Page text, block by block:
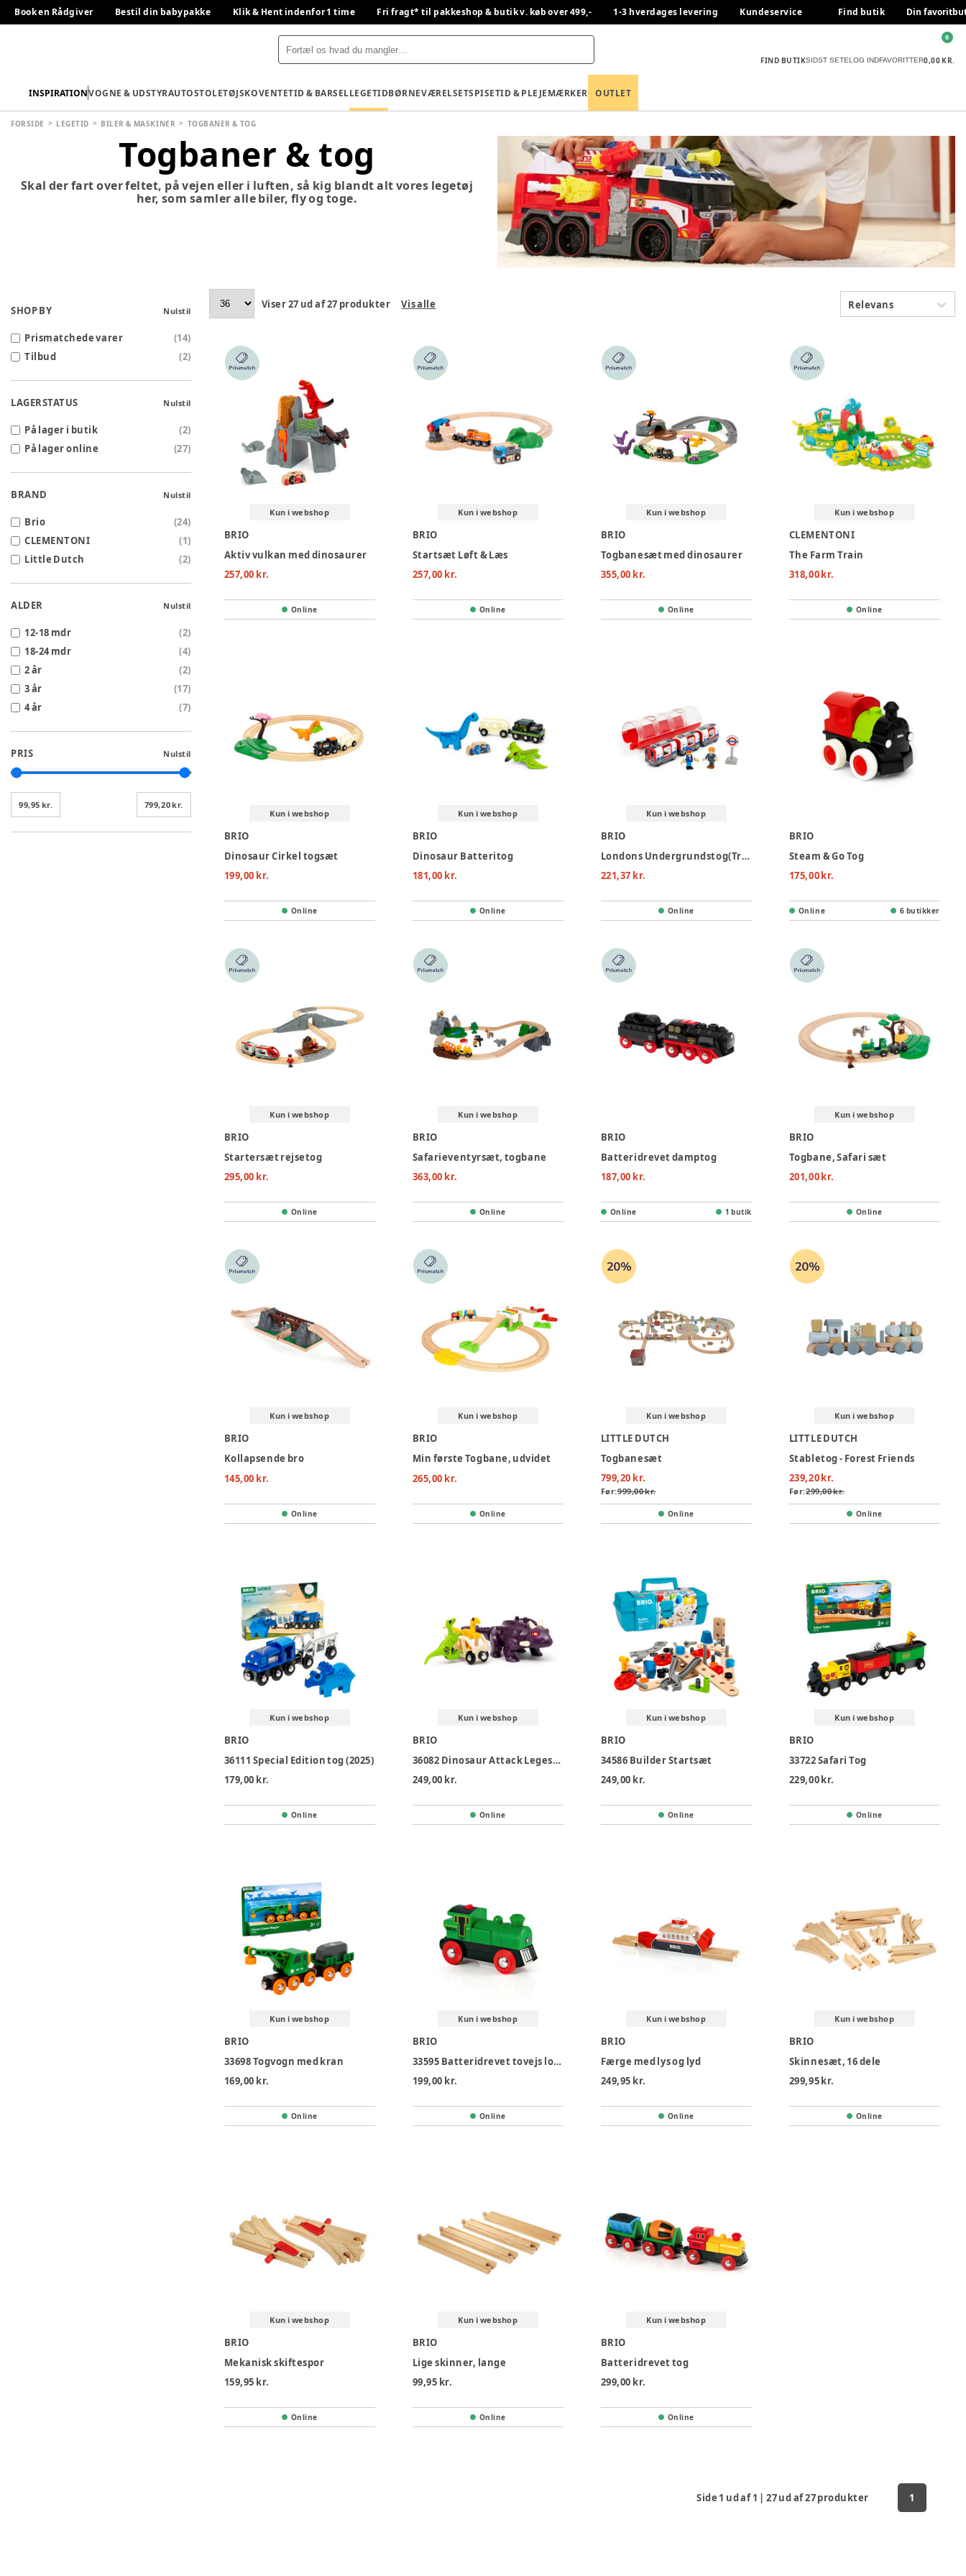
Book en Rådgiver Bestil din babypakke Klik & Hent indenfor 1 time Fri fragt* til pakkeshop & butik v. køb over 499,- 1-3 hverdages levering Kundeservice Find butik Din
FIND BUTIKSIDST SETELOG INDFAVORITTER0,00 KR.
0
INSPIRATIONVOGNE & UDSTYRAUTOSTOLETØJSKOVENTETID & BARSELLEGETIDBØRNEVÆRELSETSPISETID & PLEJEMÆRKER OUTLET
FORSIDE LEGETID BILER & MASKINER TOGBANER & TOG
Togbaner & tog
Skal der fart over feltet, på vejen eller i luften, så kig blandt alt vores legetøj
her, som samler alle biler, fly og toge.
SHOP BY Nulstil
Prismatchede varer (14)
Tilbud
(2)
LAGERSTATUS Nulstil
På lager i butik (2)
På lager online
(27)
BRAND Nulstil
Brio (24)
CLEMENTONI
(1)
Little Dutch
(2)
ALDER Nulstil
12-18 mdr (2)
18-24 mdr
(4)
2 år
(2)
3 år
(17)
4 år
(7)
PRIS Nulstil
99,95 kr. 799,20 kr.
Viser27 ud af27 produkter Vis alle Relevans
Kun i webshop
BRIO
Aktiv vulkan med dinosaurer
257,00 kr.
Online
Kun i webshop
BRIO
Startsæt Løft & Læs
257,00 kr.
Online
Kun i webshop
BRIO
Togbanesæt med dinosaurer
355,00 kr.
Online
Kun i webshop
CLEMENTONI
The Farm Train
318,00 kr.
Online
Kun i webshop
BRIO
Dinosaur Cirkel togsæt
199,00 kr.
Online
Kun i webshop
BRIO
Dinosaur Batteritog
181,00 kr.
Online
Kun i webshop
BRIO
Londons Undergrundstog(Trains of the World)
221,37 kr.
Online
BRIO
Steam & Go Tog
175,00 kr.
Online 6 butikker
Kun i webshop
BRIO
Startersæt rejsetog
295,00 kr.
Online
Kun i webshop
BRIO
Safarieventyrsæt, togbane
363,00 kr.
Online
BRIO
Batteridrevet damptog
187,00 kr.
Online 1 butik
Kun i webshop
BRIO
Togbane, Safari sæt
201,00 kr.
Online
Kun i webshop
BRIO
Kollapsende bro
145,00 kr.
Online
Kun i webshop
BRIO
Min første Togbane, udvidet
265,00 kr.
Online
Kun i webshop
LITTLE DUTCH
Togbanesæt
799,20 kr.
Før:999,00 kr.
Online
Kun i webshop
LITTLE DUTCH
Stabletog - Forest Friends
239,20 kr.
Før:299,00 kr.
Online
Kun i webshop
BRIO
36111 Special Edition tog (2025)
179,00 kr.
Online
Kun i webshop
BRIO
36082 Dinosaur Attack Legesæt
249,00 kr.
Online
Kun i webshop
BRIO
34586 Builder Startsæt
249,00 kr.
Online
Kun i webshop
BRIO
33722 Safari Tog
229,00 kr.
Online
Kun i webshop
BRIO
33698 Togvogn med kran
169,00 kr.
Online
Kun i webshop
BRIO
33595 Batteridrevet tovejs lokomotiv, grønt/sort
199,00 kr.
Online
Kun i webshop
BRIO
Færge med lys og lyd
249,95 kr.
Online
Kun i webshop
BRIO
Skinnesæt, 16 dele
299,95 kr.
Online
Kun i webshop
BRIO
Mekanisk skiftespor
159,95 kr.
Online
Kun i webshop
BRIO
Lige skinner, lange
99,95 kr.
Online
Kun i webshop
BRIO
Batteridrevet tog
299,00 kr.
Online
Side 1 ud af1 |27ud af27produkter 1